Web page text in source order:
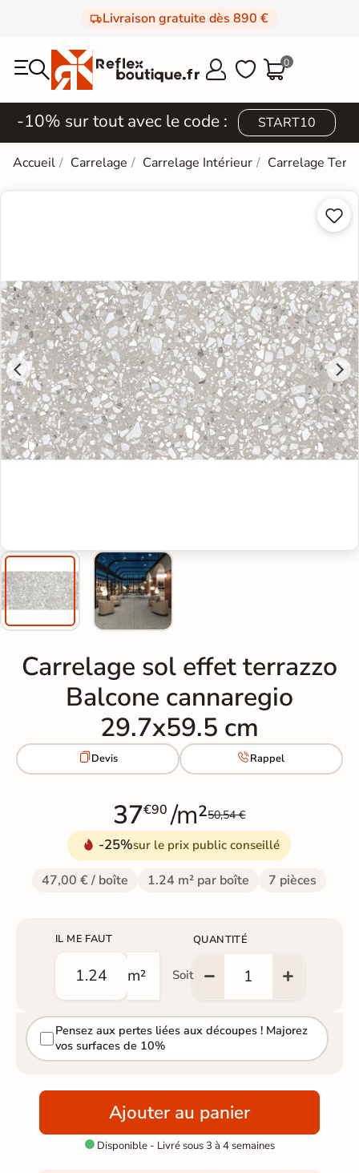
Livraison gratuite dès 890 €
  0
-10% sur tout avec le code : START10
Accueil Carrelage Carrelage Intérieur Carrelage


Carrelage sol effet terrazzo
Balcone cannaregio
29.7x59.5 cm
Devis Rappel
37€90 /m²50,54 €
-25%sur le prix public conseillé
47,00 € / boîte 1.24 m² par boîte 7 pièces
IL ME FAUT
m² Soit
QUANTITÉ
Pensez aux pertes liées aux découpes ! Majorez
vos surfaces de 10%
Ajouter au panier
Disponible - Livré sous 3 à 4 semaines